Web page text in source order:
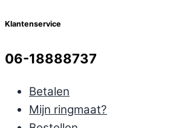
Klantenservice
06-18888737
Betalen
Mijn ringmaat?